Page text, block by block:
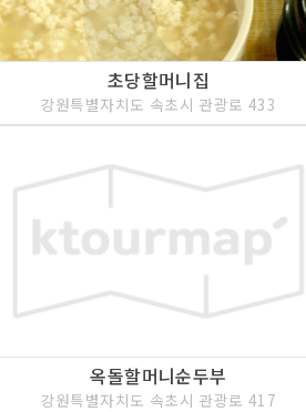
초당할머니집
강원특별자치도 속초시 관광로 433
옥돌할머니순두부
강원특별자치도 속초시 관광로 417